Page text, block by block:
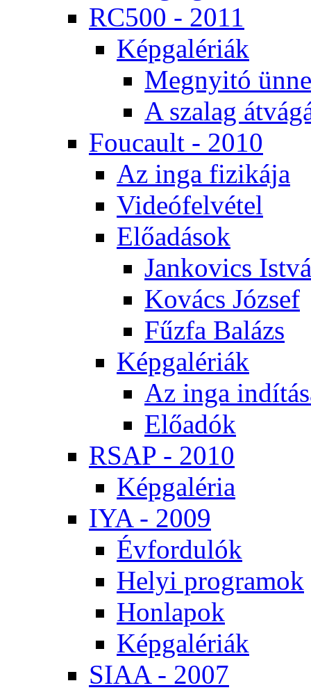
RC500 - 2011
Kép­ga­lé­ri­ák
Meg­nyi­tó
A sza­lag
Fo­u­ca­ult - 2010
Az in­ga fi­zi­ká­ja
Vi­de­ó­fel­vé­tel
Elő­adá­sok
Jan­ko­vics
Ko­vács Jó­zsef
Fűz­fa Ba­lázs
Kép­ga­lé­ri­ák
Az in­ga
Elő­adók
RSAP - 2010
Kép­ga­lé­ria
IYA - 2009
Év­for­du­lók
He­lyi prog­ra­mok
Hon­la­pok
Kép­ga­lé­ri­ák
SI­AA - 2007